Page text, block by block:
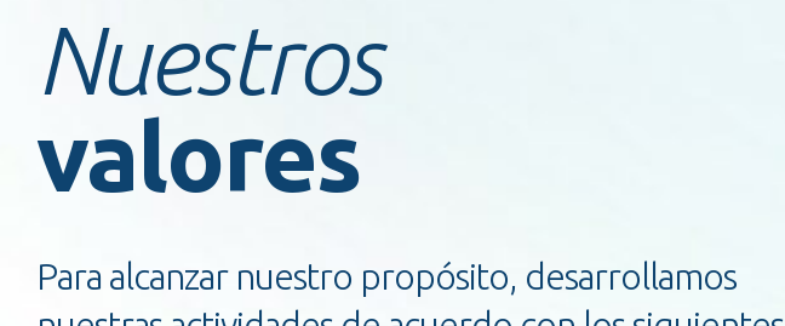
Nuestros
valores
Para alcanzar nuestro propósito, desarrollamos